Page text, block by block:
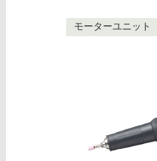
モーターユニット